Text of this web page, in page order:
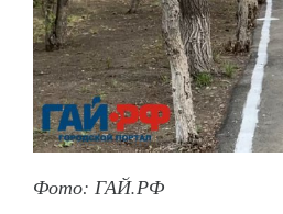
Фото: ГАЙ.РФ